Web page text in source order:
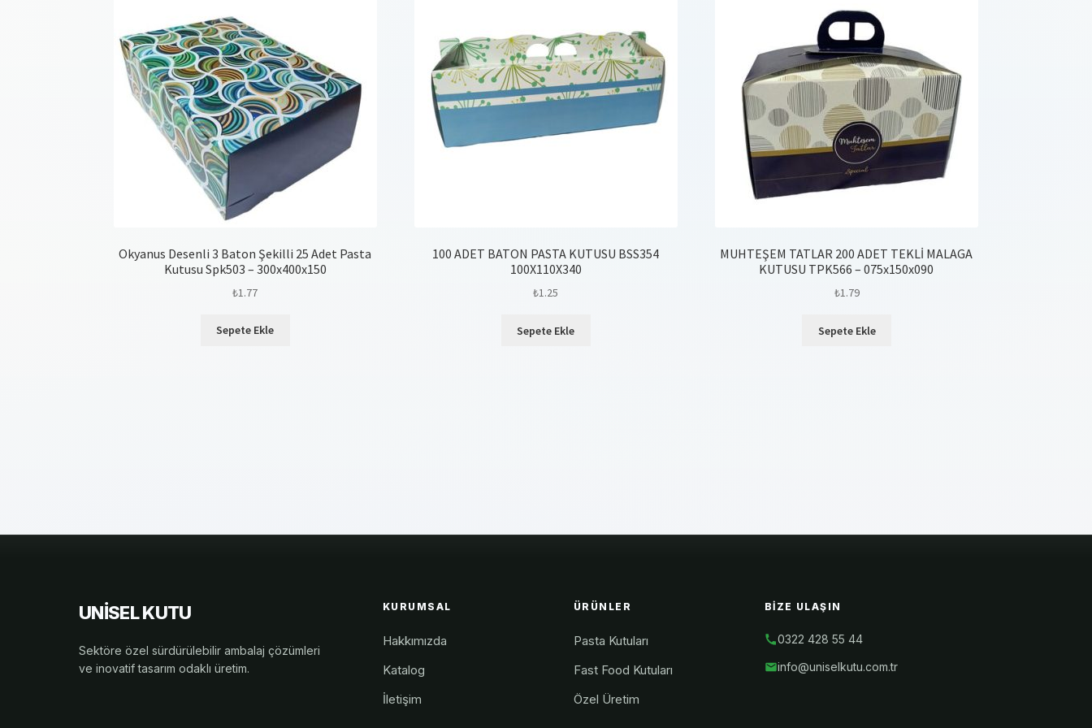
Okyanus Desenli 3 Baton Şekilli 25 Adet Pasta
Kutusu Spk503 – 300x400x150
₺1.77
Sepete Ekle
100 ADET BATON PASTA KUTUSU BSS354
100X110X340
₺1.25
Sepete Ekle
MUHTEŞEM TATLAR 200 ADET TEKLİ MALAGA
KUTUSU TPK566 – 075x150x090
₺1.79
Sepete Ekle
UNİSEL KUTU
Sektöre özel sürdürülebilir ambalaj çözümleri
ve inovatif tasarım odaklı üretim.
KURUMSAL
Hakkımızda
Katalog
İletişim
ÜRÜNLER
Pasta Kutuları
Fast Food Kutuları
Özel Üretim
BIZE ULAŞIN
0322 428 55 44
info@uniselkutu.com.tr